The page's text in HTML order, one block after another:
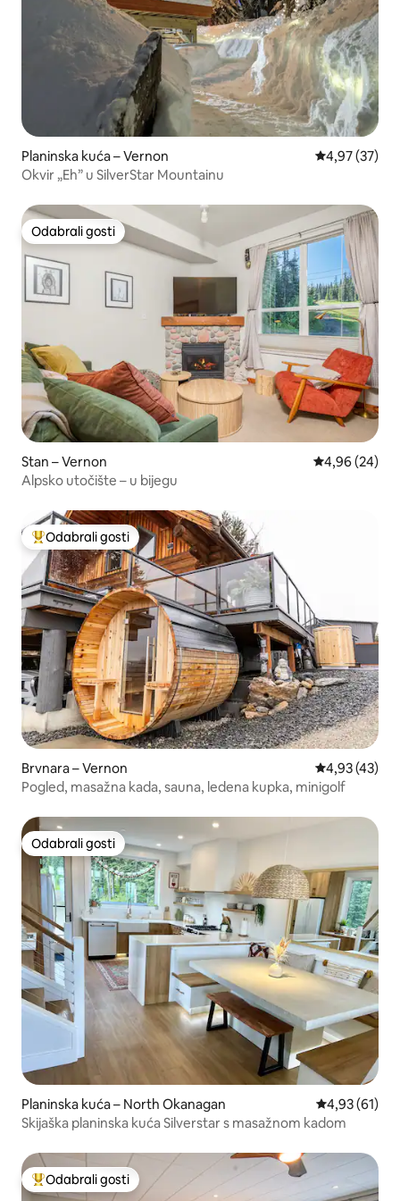
Planinska kuća – Vernon Prosječna
4,97 (37)
Okvir „Eh” u SilverStar Mountainu
Odabrali gosti
Odabrali gosti
Stan – Vernon Prosječna
4,96 (24)
Alpsko utočište – u bijegu
Među najviše rangiranima s oznakom „Odabrali gosti”
Odabrali gosti
Brvnara – Vernon Prosječna
4,93 (43)
Pogled, masažna kada, sauna, ledena kupka, minigolf
Odabrali gosti
Odabrali gosti
Planinska kuća – North Okanagan Prosječna
4,93 (61)
Skijaška planinska kuća Silverstar s masažnom kadom
Među najviše rangiranima s oznakom „Odabrali gosti”
Odabrali gosti